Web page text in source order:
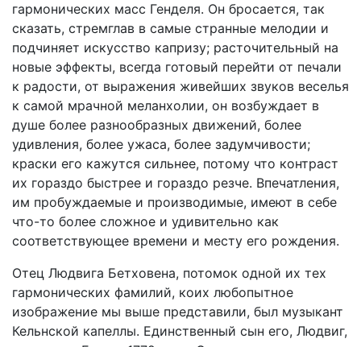
гармонических масс Генделя. Он бросается, так
сказать, стремглав в самые странные мелодии и
подчиняет искусство капризу; расточительный на
новые эффекты, всегда готовый перейти от печали
к радости, от выражения живейших звуков веселья
к самой мрачной меланхолии, он возбуждает в
душе более разнообразных движений, более
удивления, более ужаса, более задумчивости;
краски его кажутся сильнее, потому что контраст
их гораздо быстрее и гораздо резче. Впечатления,
им пробуждаемые и производимые, имеют в себе
что-то более сложное и удивительно как
соответствующее времени и месту его рождения.
Отец Людвига Бетховена, потомок одной их тех
гармонических фамилий, коих любопытное
изображение мы выше представили, был музыкант
Кельнской капеллы. Единственный сын его, Людвиг,